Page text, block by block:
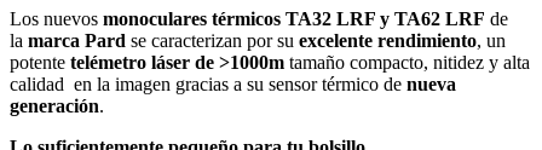
Los nuevos monoculares térmicos TA32 LRF y TA62 LRF de
la marca Pard se caracterizan por su excelente rendimiento, un
potente telémetro láser de >1000m tamaño compacto, nitidez y alta
calidad en la imagen gracias a su sensor térmico de nueva
generación.